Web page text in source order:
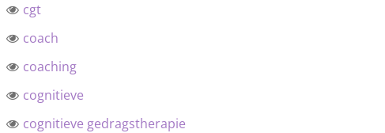
cgt
coach
coaching
cognitieve
cognitieve gedragstherapie